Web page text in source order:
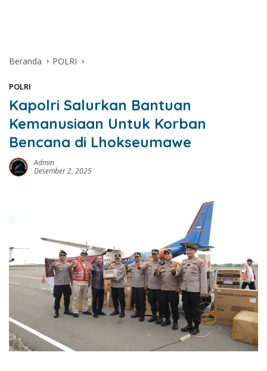
Beranda POLRI
POLRI
Kapolri Salurkan Bantuan
Kemanusiaan Untuk Korban
Bencana di Lhokseumawe
Admin
Desember 2, 2025